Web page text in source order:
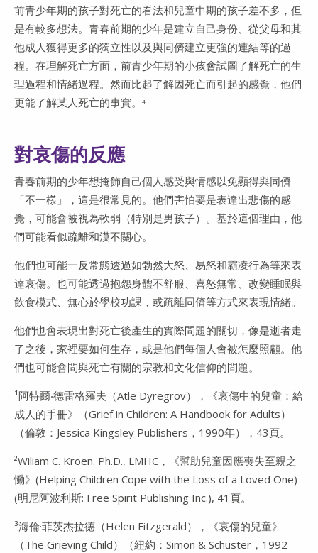
前青少年期的孩子對死亡的看法和兒童中期的孩子差不多，但
是有較多想法。青春前期的少年是建立自己身份、從父母和其
他成人獲得更多的獨立性以及與同儕建立更強的連結等的過
程。在理解死亡方面，前青少年期的小孩會試圖了解死亡的生
理過程和情緒過程。然而比起了解因死亡而引起的感覺，他們
更能了解某人死亡的事實。
4
對哀傷的反應
青春前期的少年想掩飾自己個人感受與情感以免顯得與同儕
「不一樣」，這是很常見的。他們害怕要是表達出悲傷的感
覺，可能會被視為軟弱（特別是男孩子）。基於這個理由，他
們可能看似疏離和漠不關心。
他們也可能一反常態透過如勃然大怒、易怒和霸凌行為等來表
達哀傷。也可能透過抱怨身體不舒服、喜怒無常、改變睡眠與
飲食模式、無心於學校功課，或疏離同儕等方式來表現情緒。
他們也會表現出對死亡後產生的實際問題的關切，像是逝者走
了之後，家裡要如何生存，或是他們每個人會被怎麼照顧。他
們也可能會問與死亡有關的宗教和文化信仰的問題。
¹阿特爾‧德雷格羅夫（Atle Dyregrov），《哀傷中的兒童：給
成人的手冊》（Grief in Children: A Handbook for Adults）
（倫敦：Jessica Kingsley Publishers，1990年），43頁。
²Wiliam C. Kroen. Ph.D., LMHC，《幫助兒童因應喪失至親之
慟》(Helping Children Cope with the Loss of a Loved One)
(明尼阿波利斯: Free Spirit Publishing Inc.), 41頁。
³海倫·菲茨杰拉德（Helen Fitzgerald），《哀傷的兒童》
（The Grieving Child）（紐約：Simon & Schuster，1992